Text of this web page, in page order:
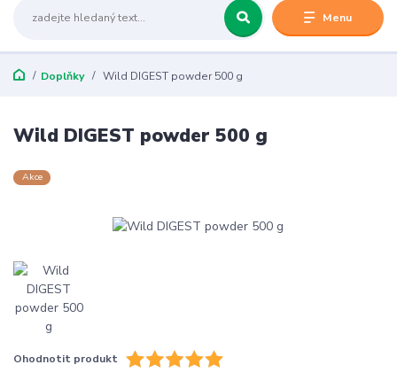
Menu
Doplňky Wild DIGEST powder 500 g
Wild DIGEST powder 500 g
Akce
Ohodnotit produkt